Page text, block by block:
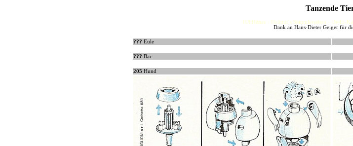
Tanzende
HJFHenze - Helmut´s Sammlerseiten - Ue-Ei-
Dank an Hans-Dieter Geiger für
??? Eule
??? Bär
205 Hund